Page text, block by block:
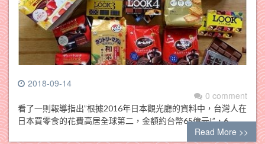
2018-09-14
0 comment
看了一則報導指出”根據2016年日本觀光廳的資料中，台灣人在
日本買零食的花費高居全球第二，金額約台幣65億元!”，6…
Read More >>